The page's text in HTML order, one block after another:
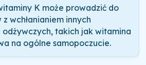
K może prowadzić do
wchłanianiem innych
odżywczych, takich jak witamina
na ogólne samopoczucie.